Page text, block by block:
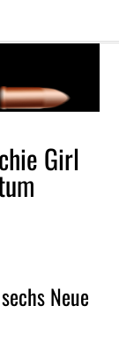
Girl
Neue